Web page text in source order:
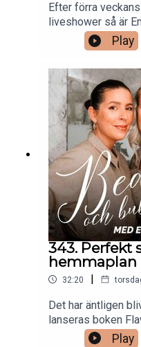
Efter förra
liveshower så är
Beauty och
detta avsnitt så
händelserika och
under poddens
som de delar
Stort tack till alla
rackabajsar-
Play
343. Perfekt
hemmaplan
32:20 |
Det har äntligen
lanseras boken
både Stockholm
Play